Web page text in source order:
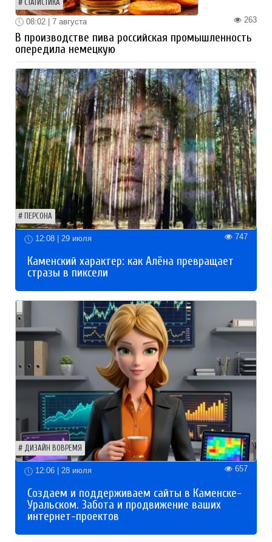
СТАТИСТИКА
263
08:02 | 7 августа
В производстве пива российская промышленность
опередила немецкую
ПЕРСОНА
12:08 | 29 июля 747
Каменский характер: как Алёна превращает
стразы в пиксели
ДИЗАЙН ВОВРЕМЯ
12:06 | 28 июля 657
Создаем и поддерживаем сайты в Каменске-
Уральском. Забота и продвижение ваших
интернет-проектов